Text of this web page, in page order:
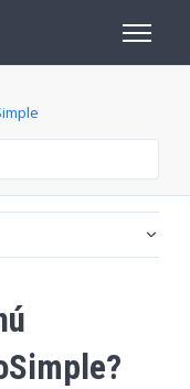
Abrir/